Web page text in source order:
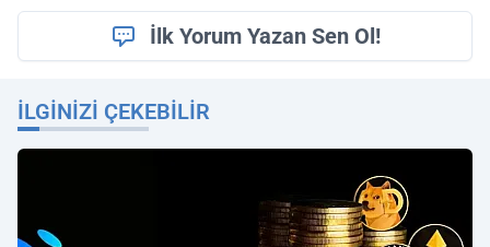
İlk Yorum Yazan Sen Ol!
İLGINIZI ÇEKEBILIR